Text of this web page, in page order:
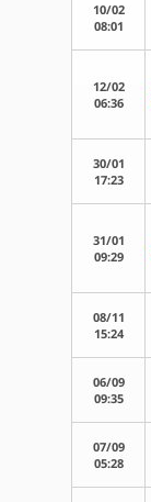
10/02
08:01
12/02
06:36
30/01
17:23
31/01
09:29
08/11
15:24
06/09
09:35
07/09
05:28